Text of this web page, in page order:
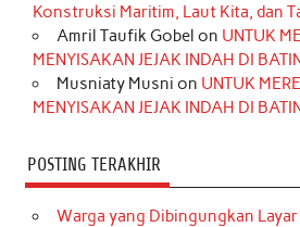
k
a
m
s
t
n
Konstruksi Maritim, Laut Kita, dan
Amril Taufik Gobel on UNTUK
MENYISAKAN JEJAK INDAH DI
Musniaty Musni on UNTUK
MENYISAKAN JEJAK INDAH DI
POSTING TERAKHIR
Warga yang Dibingungkan Layar